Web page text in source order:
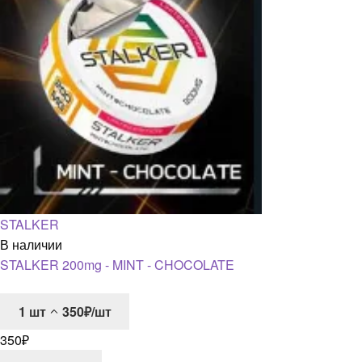
STALKER
В наличии
STALKER 200mg - MINT - CHOCOLATE
1 шт
350₽/шт
350₽